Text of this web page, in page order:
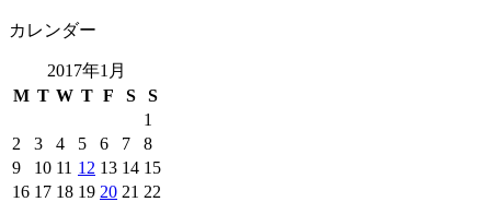
カレンダー
2017年1月
M T W T F S
S
1
2
3 4 5 6 7
8
9
10 11 12 13 14 15
16 17 18 19 20 21 22